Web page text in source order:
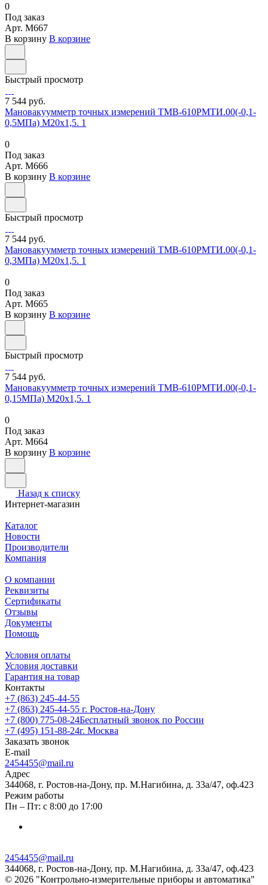
0
Под заказ
Арт. M667
В корзину В корзине
Быстрый просмотр
7 544 руб.
Мановакуумметр точных измерений ТМВ-610РМТИ.00(-0,1-
0,5МПа) М20х1,5. 1
0
Под заказ
Арт. M666
В корзину В корзине
Быстрый просмотр
7 544 руб.
Мановакуумметр точных измерений ТМВ-610РМТИ.00(-0,1-
0,3МПа) М20х1,5. 1
0
Под заказ
Арт. M665
В корзину В корзине
Быстрый просмотр
7 544 руб.
Мановакуумметр точных измерений ТМВ-610РМТИ.00(-0,1-
0,15МПа) М20х1,5. 1
0
Под заказ
Арт. M664
В корзину В корзине
Назад к списку
Интернет-магазин
Каталог
Новости
Производители
Компания
О компании
Реквизиты
Сертификаты
Отзывы
Документы
Помощь
Условия оплаты
Условия доставки
Гарантия на товар
Контакты
+7 (863) 245-44-55
+7 (863) 245-44-55 г. Ростов-на-Дону
+7 (800) 775-08-24Бесплатный звонок по России
+7 (495) 151-88-24г. Москва
Заказать звонок
E-mail
2454455@mail.ru
Адрес
344068, г. Ростов-на-Дону, пр. М.Нагибина, д. 33а/47, оф.423
Режим работы
Пн – Пт: с 8:00 до 17:00
2454455@mail.ru
344068, г. Ростов-на-Дону, пр. М.Нагибина, д. 33а/47, оф.423
© 2026 "Контрольно-измерительные приборы и автоматика"